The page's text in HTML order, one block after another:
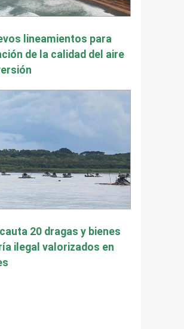
lineamientos para
de la calidad del aire
20 dragas y bienes
ilegal valorizados en